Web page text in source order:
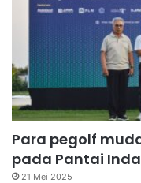
Para pegolf
pada Pantai
21 Mei 2025